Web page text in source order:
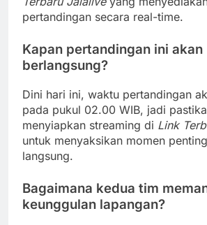
pertandingan secara real-time.
Kapan pertandingan ini akan
berlangsung?
Dini hari ini, waktu pertandingan
pada pukul 02.00 WIB, jadi
menyiapkan streaming di Link
untuk menyaksikan momen
langsung.
Bagaimana kedua tim
keunggulan lapangan?